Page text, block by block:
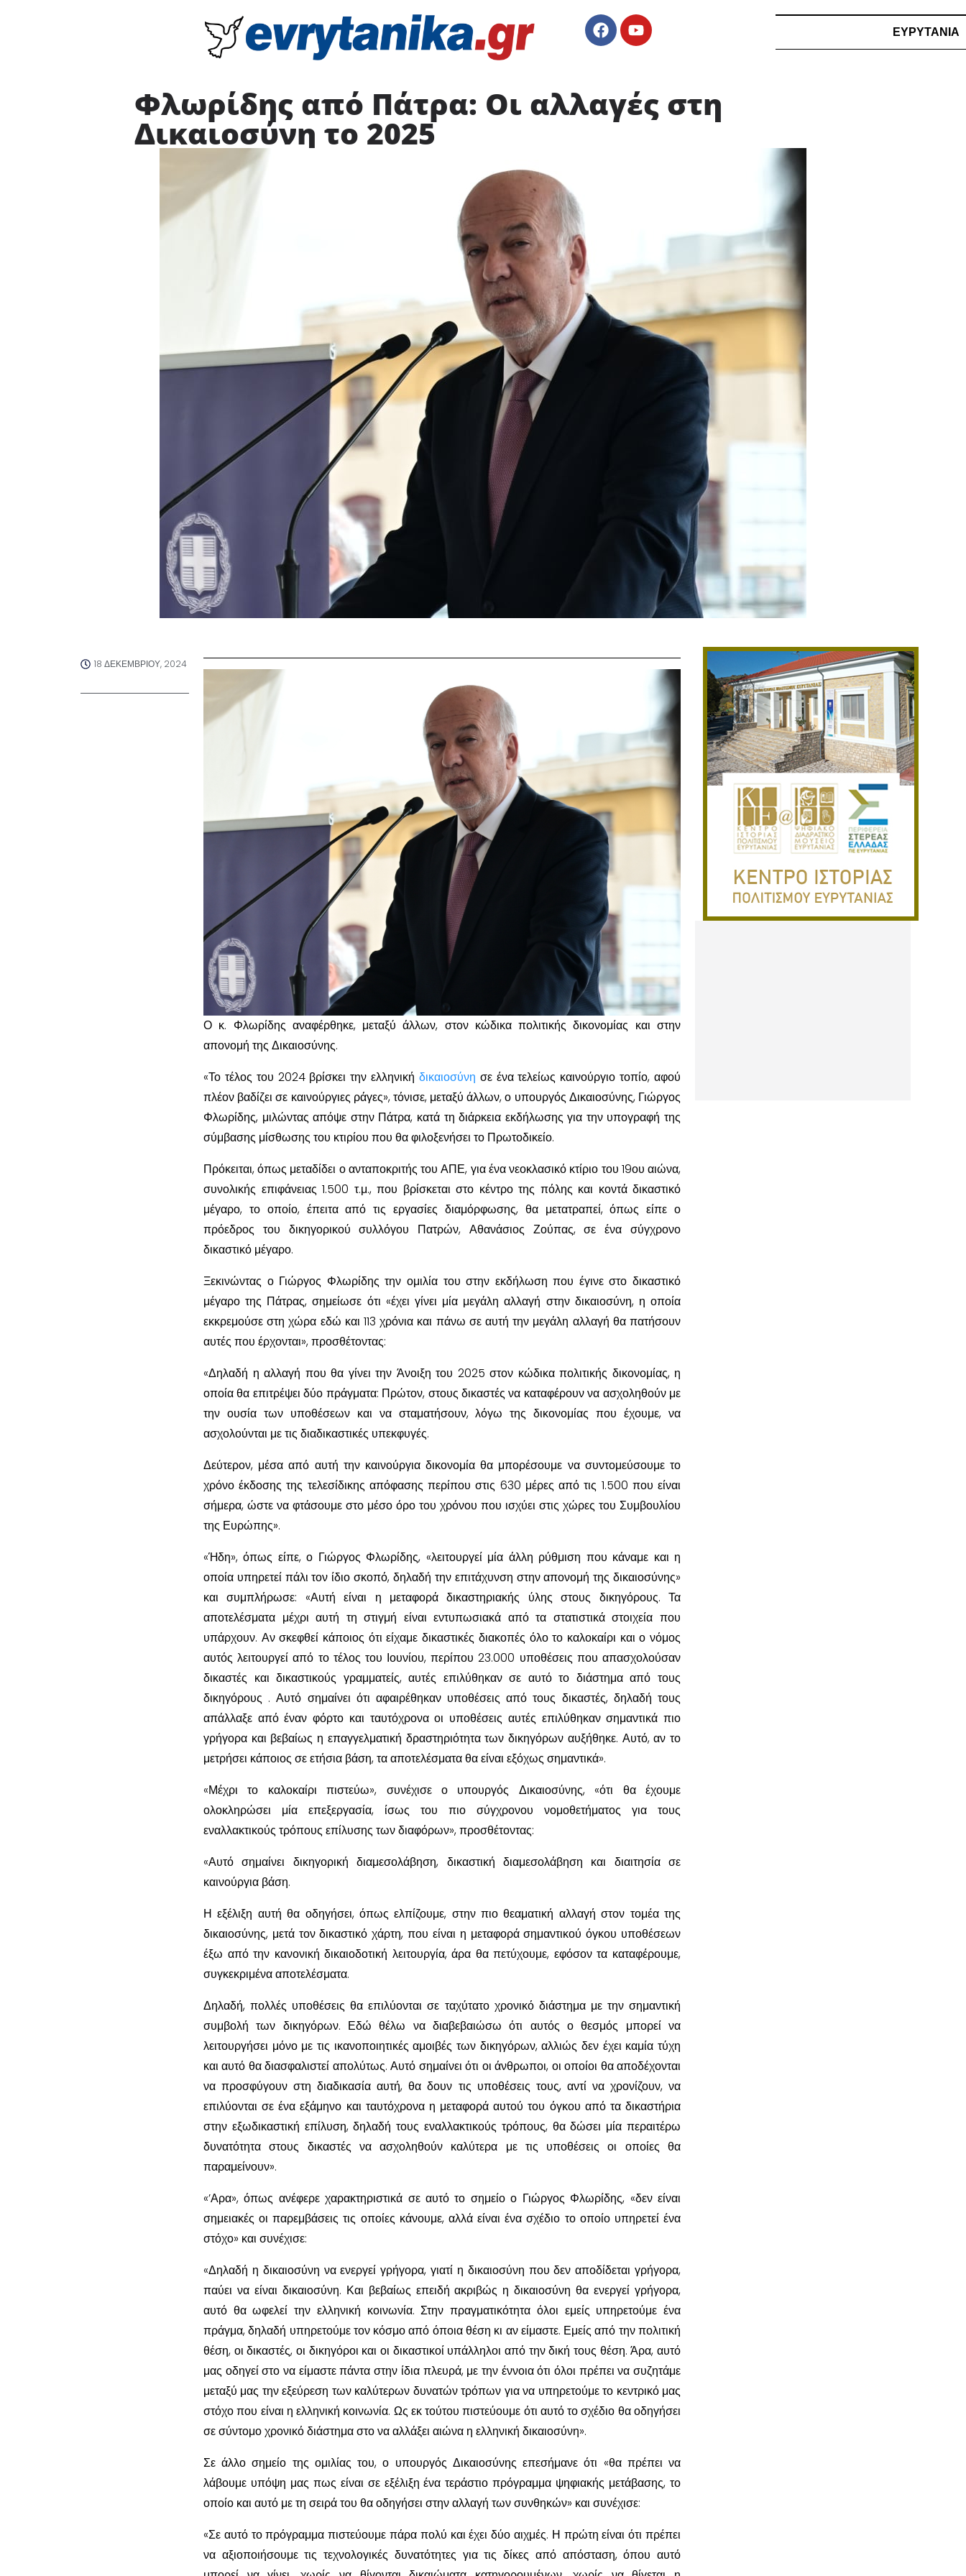
ΕΥΡΥΤΑΝΙΑ
Φλωρίδης από Πάτρα: Οι αλλαγές στη
Δικαιοσύνη το 2025
18 ΔΕΚΕΜΒΡΊΟΥ, 2024
Ο κ. Φλωρίδης αναφέρθηκε, μεταξύ άλλων, στον κώδικα πολιτικής δικονομίας και στην
απονομή της Δικαιοσύνης.
«Το τέλος του 2024 βρίσκει την ελληνική δικαιοσύνη σε ένα τελείως καινούργιο τοπίο, αφού
πλέον βαδίζει σε καινούργιες ράγες», τόνισε, μεταξύ άλλων, ο υπουργός Δικαιοσύνης, Γιώργος
Φλωρίδης, μιλώντας απόψε στην Πάτρα, κατά τη διάρκεια εκδήλωσης για την υπογραφή της
σύμβασης μίσθωσης του κτιρίου που θα φιλοξενήσει το Πρωτοδικείο.
Πρόκειται, όπως μεταδίδει ο ανταποκριτής του ΑΠΕ, για ένα νεοκλασικό κτίριο του 19ου αιώνα,
συνολικής επιφάνειας 1.500 τ.μ., που βρίσκεται στο κέντρο της πόλης και κοντά δικαστικό
μέγαρο, το οποίο, έπειτα από τις εργασίες διαμόρφωσης, θα μετατραπεί, όπως είπε ο
πρόεδρος του δικηγορικού συλλόγου Πατρών, Αθανάσιος Ζούπας, σε ένα σύγχρονο
δικαστικό μέγαρο.
Ξεκινώντας ο Γιώργος Φλωρίδης την ομιλία του στην εκδήλωση που έγινε στο δικαστικό
μέγαρο της Πάτρας, σημείωσε ότι «έχει γίνει μία μεγάλη αλλαγή στην δικαιοσύνη, η οποία
εκκρεμούσε στη χώρα εδώ και 113 χρόνια και πάνω σε αυτή την μεγάλη αλλαγή θα πατήσουν
αυτές που έρχονται», προσθέτοντας:
«Δηλαδή η αλλαγή που θα γίνει την Άνοιξη του 2025 στον κώδικα πολιτικής δικονομίας, η
οποία θα επιτρέψει δύο πράγματα: Πρώτον, στους δικαστές να καταφέρουν να ασχοληθούν με
την ουσία των υποθέσεων και να σταματήσουν, λόγω της δικονομίας που έχουμε, να
ασχολούνται με τις διαδικαστικές υπεκφυγές.
Δεύτερον, μέσα από αυτή την καινούργια δικονομία θα μπορέσουμε να συντομεύσουμε το
χρόνο έκδοσης της τελεσίδικης απόφασης περίπου στις 630 μέρες από τις 1.500 που είναι
σήμερα, ώστε να φτάσουμε στο μέσο όρο του χρόνου που ισχύει στις χώρες του Συμβουλίου
της Ευρώπης».
«Ήδη», όπως είπε, ο Γιώργος Φλωρίδης, «λειτουργεί μία άλλη ρύθμιση που κάναμε και η
οποία υπηρετεί πάλι τον ίδιο σκοπό, δηλαδή την επιτάχυνση στην απονομή της δικαιοσύνης»
και συμπλήρωσε: «Αυτή είναι η μεταφορά δικαστηριακής ύλης στους δικηγόρους. Τα
αποτελέσματα μέχρι αυτή τη στιγμή είναι εντυπωσιακά από τα στατιστικά στοιχεία που
υπάρχουν. Αν σκεφθεί κάποιος ότι είχαμε δικαστικές διακοπές όλο το καλοκαίρι και ο νόμος
αυτός λειτουργεί από το τέλος του Ιουνίου, περίπου 23.000 υποθέσεις που απασχολούσαν
δικαστές και δικαστικούς γραμματείς, αυτές επιλύθηκαν σε αυτό το διάστημα από τους
δικηγόρους . Αυτό σημαίνει ότι αφαιρέθηκαν υποθέσεις από τους δικαστές, δηλαδή τους
απάλλαξε από έναν φόρτο και ταυτόχρονα οι υποθέσεις αυτές επιλύθηκαν σημαντικά πιο
γρήγορα και βεβαίως η επαγγελματική δραστηριότητα των δικηγόρων αυξήθηκε. Αυτό, αν το
μετρήσει κάποιος σε ετήσια βάση, τα αποτελέσματα θα είναι εξόχως σημαντικά».
«Μέχρι το καλοκαίρι πιστεύω», συνέχισε ο υπουργός Δικαιοσύνης, «ότι θα έχουμε
ολοκληρώσει μία επεξεργασία, ίσως του πιο σύγχρονου νομοθετήματος για τους
εναλλακτικούς τρόπους επίλυσης των διαφόρων», προσθέτοντας:
«Αυτό σημαίνει δικηγορική διαμεσολάβηση, δικαστική διαμεσολάβηση και διαιτησία σε
καινούργια βάση.
Η εξέλιξη αυτή θα οδηγήσει, όπως ελπίζουμε, στην πιο θεαματική αλλαγή στον τομέα της
δικαιοσύνης, μετά τον δικαστικό χάρτη, που είναι η μεταφορά σημαντικού όγκου υποθέσεων
έξω από την κανονική δικαιοδοτική λειτουργία, άρα θα πετύχουμε, εφόσον τα καταφέρουμε,
συγκεκριμένα αποτελέσματα.
Δηλαδή, πολλές υποθέσεις θα επιλύονται σε ταχύτατο χρονικό διάστημα με την σημαντική
συμβολή των δικηγόρων. Εδώ θέλω να διαβεβαιώσω ότι αυτός ο θεσμός μπορεί να
λειτουργήσει μόνο με τις ικανοποιητικές αμοιβές των δικηγόρων, αλλιώς δεν έχει καμία τύχη
και αυτό θα διασφαλιστεί απολύτως. Αυτό σημαίνει ότι οι άνθρωποι, οι οποίοι θα αποδέχονται
να προσφύγουν στη διαδικασία αυτή, θα δουν τις υποθέσεις τους, αντί να χρονίζουν, να
επιλύονται σε ένα εξάμηνο και ταυτόχρονα η μεταφορά αυτού του όγκου από τα δικαστήρια
στην εξωδικαστική επίλυση, δηλαδή τους εναλλακτικούς τρόπους, θα δώσει μία περαιτέρω
δυνατότητα στους δικαστές να ασχοληθούν καλύτερα με τις υποθέσεις οι οποίες θα
παραμείνουν».
«’Αρα», όπως ανέφερε χαρακτηριστικά σε αυτό το σημείο ο Γιώργος Φλωρίδης, «δεν είναι
σημειακές οι παρεμβάσεις τις οποίες κάνουμε, αλλά είναι ένα σχέδιο το οποίο υπηρετεί ένα
στόχο» και συνέχισε:
«Δηλαδή η δικαιοσύνη να ενεργεί γρήγορα, γιατί η δικαιοσύνη που δεν αποδίδεται γρήγορα,
παύει να είναι δικαιοσύνη. Και βεβαίως επειδή ακριβώς η δικαιοσύνη θα ενεργεί γρήγορα,
αυτό θα ωφελεί την ελληνική κοινωνία. Στην πραγματικότητα όλοι εμείς υπηρετούμε ένα
πράγμα, δηλαδή υπηρετούμε τον κόσμο από όποια θέση κι αν είμαστε. Εμείς από την πολιτική
θέση, οι δικαστές, οι δικηγόροι και οι δικαστικοί υπάλληλοι από την δική τους θέση. Άρα, αυτό
μας οδηγεί στο να είμαστε πάντα στην ίδια πλευρά, με την έννοια ότι όλοι πρέπει να συζητάμε
μεταξύ μας την εξεύρεση των καλύτερων δυνατών τρόπων για να υπηρετούμε το κεντρικό μας
στόχο που είναι η ελληνική κοινωνία. Ως εκ τούτου πιστεύουμε ότι αυτό το σχέδιο θα οδηγήσει
σε σύντομο χρονικό διάστημα στο να αλλάξει αιώνα η ελληνική δικαιοσύνη».
Σε άλλο σημείο της ομιλίας του, ο υπουργός Δικαιοσύνης επεσήμανε ότι «θα πρέπει να
λάβουμε υπόψη μας πως είναι σε εξέλιξη ένα τεράστιο πρόγραμμα ψηφιακής μετάβασης, το
οποίο και αυτό με τη σειρά του θα οδηγήσει στην αλλαγή των συνθηκών» και συνέχισε:
«Σε αυτό το πρόγραμμα πιστεύουμε πάρα πολύ και έχει δύο αιχμές. Η πρώτη είναι ότι πρέπει
να αξιοποιήσουμε τις τεχνολογικές δυνατότητες για τις δίκες από απόσταση, όπου αυτό